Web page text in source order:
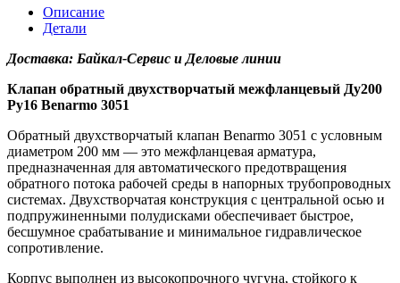
Описание
Детали
Доставка: Байкал-Сервис и Деловые линии
Клапан обратный двухстворчатый межфланцевый Ду200
Ру16 Benarmo 3051
Обратный двухстворчатый клапан Benarmo 3051 с условным
диаметром 200 мм — это межфланцевая арматура,
предназначенная для автоматического предотвращения
обратного потока рабочей среды в напорных трубопроводных
системах. Двухстворчатая конструкция с центральной осью и
подпружиненными полудисками обеспечивает быстрое,
бесшумное срабатывание и минимальное гидравлическое
сопротивление.
Корпус выполнен из высокопрочного чугуна, стойкого к